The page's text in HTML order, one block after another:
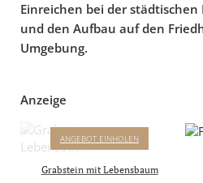
Einreichen bei der
und den Aufbau auf den
Umgebung.
Anzeige
ANNOT
GRABSTEIN MIT
LEBENSBAUM
ANGEBOT EINHOLEN
Grabstein mit Lebensbaum